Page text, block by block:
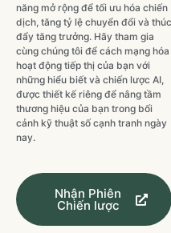
năng mở rộng để tối ưu hóa chiến
dịch, tăng tỷ lệ chuyển đổi và thúc
đẩy tăng trưởng. Hãy tham gia
cùng chúng tôi để cách mạng hóa
hoạt động tiếp thị của bạn với
những hiểu biết và chiến lược AI,
được thiết kế riêng để nâng tầm
thương hiệu của bạn trong bối
cảnh kỹ thuật số cạnh tranh ngày
nay.
Nhận Phiên
Chiến lược